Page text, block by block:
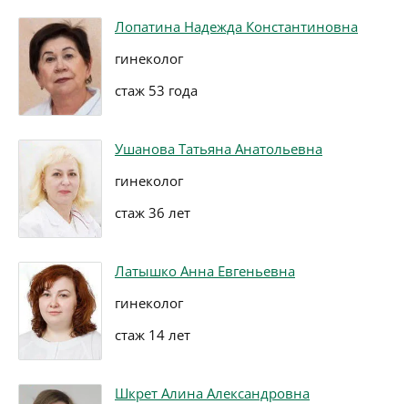
Лопатина Надежда Константиновна
гинеколог
стаж 53 года
Ушанова Татьяна Анатольевна
гинеколог
стаж 36 лет
Латышко Анна Евгеньевна
гинеколог
стаж 14 лет
Шкрет Алина Александровна